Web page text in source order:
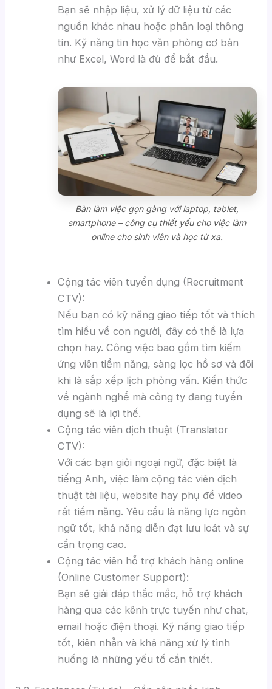
Bạn sẽ nhập liệu, xử lý dữ liệu từ các
nguồn khác nhau hoặc phân loại thông
tin. Kỹ năng tin học văn phòng cơ bản
như Excel, Word là đủ để bắt đầu.
Bàn làm việc gọn gàng với laptop, tablet,
smartphone – công cụ thiết yếu cho việc làm
online cho sinh viên và học từ xa.
Cộng tác viên tuyển dụng (Recruitment
CTV):
Nếu bạn có kỹ năng giao tiếp tốt và thích
tìm hiểu về con người, đây có thể là lựa
chọn hay. Công việc bao gồm tìm kiếm
ứng viên tiềm năng, sàng lọc hồ sơ và đôi
khi là sắp xếp lịch phỏng vấn. Kiến thức
về ngành nghề mà công ty đang tuyển
dụng sẽ là lợi thế.
Cộng tác viên dịch thuật (Translator
CTV):
Với các bạn giỏi ngoại ngữ, đặc biệt là
tiếng Anh, việc làm cộng tác viên dịch
thuật tài liệu, website hay phụ đề video
rất tiềm năng. Yêu cầu là năng lực ngôn
ngữ tốt, khả năng diễn đạt lưu loát và sự
cẩn trọng cao.
Cộng tác viên hỗ trợ khách hàng online
(Online Customer Support):
Bạn sẽ giải đáp thắc mắc, hỗ trợ khách
hàng qua các kênh trực tuyến như chat,
email hoặc điện thoại. Kỹ năng giao tiếp
tốt, kiên nhẫn và khả năng xử lý tình
huống là những yếu tố cần thiết.